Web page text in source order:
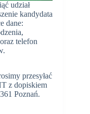
udział
kandydata
dane:
telefon
przesyłać
z dopiskiem
Poznań.